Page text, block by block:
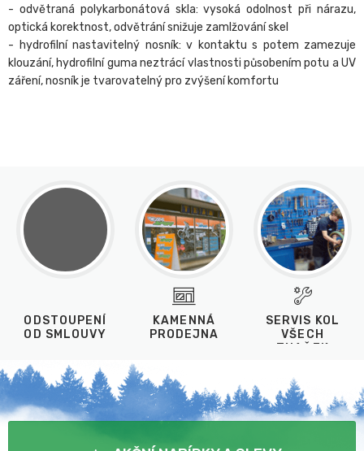
- odvětraná polykarbonátová skla: vysoká odolnost při nárazu,
optická korektnost, odvětrání snižuje zamlžování skel
- hydrofilní nastavitelný nosník: v kontaktu s potem zamezuje
klouzání, hydrofilní guma neztrácí vlastnosti působením potu a UV
záření, nosník je tvarovatelný pro zvýšení komfortu
ODSTOUPENÍ
OD SMLOUVY
KAMENNÁ
PRODEJNA
SERVIS KOL
VŠECH
ZNAČEK